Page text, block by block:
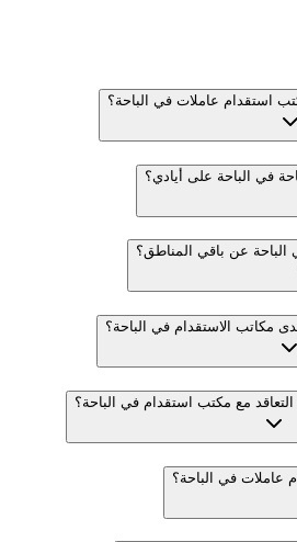
استقدام عاملات في الباحة؟
في الباحة على أيادي؟
الباحة عن باقي المناطق؟
مكاتب الاستقدام في الباحة؟
مع مكتب استقدام في الباحة؟
عاملات في الباحة؟